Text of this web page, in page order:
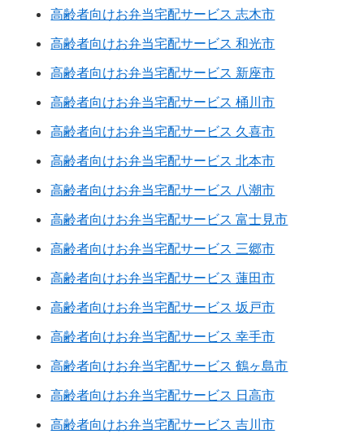
高齢者向けお弁当宅配サービス 志木市
高齢者向けお弁当宅配サービス 和光市
高齢者向けお弁当宅配サービス 新座市
高齢者向けお弁当宅配サービス 桶川市
高齢者向けお弁当宅配サービス 久喜市
高齢者向けお弁当宅配サービス 北本市
高齢者向けお弁当宅配サービス 八潮市
高齢者向けお弁当宅配サービス 富士見市
高齢者向けお弁当宅配サービス 三郷市
高齢者向けお弁当宅配サービス 蓮田市
高齢者向けお弁当宅配サービス 坂戸市
高齢者向けお弁当宅配サービス 幸手市
高齢者向けお弁当宅配サービス 鶴ヶ島市
高齢者向けお弁当宅配サービス 日高市
高齢者向けお弁当宅配サービス 吉川市